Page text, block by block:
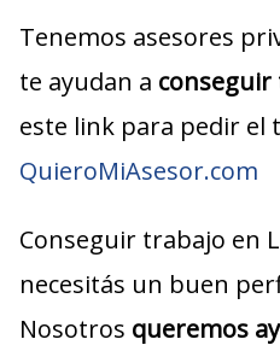
Tenemos asesores
te ayudan a
este link para pedir el
QuieroMiAsesor.com
Conseguir trabajo en
necesitás un buen
Nosotros queremos